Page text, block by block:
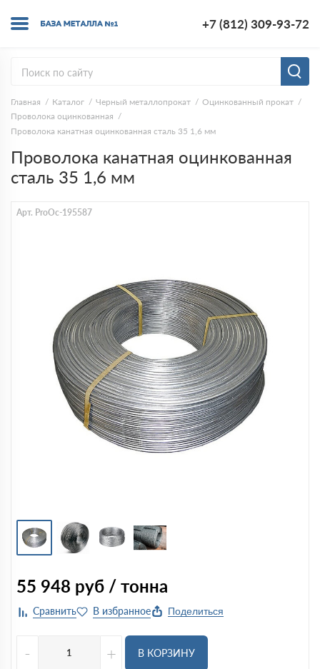
+7 (812) 309-93-72
Главная Каталог Черный металлопрокат
Оцинкованный прокат
Проволока оцинкованная
Проволока канатная оцинкованная сталь 35 1,6 мм
Проволока канатная оцинкованная
сталь 35 1,6 мм
Арт. ProOc-195587
55 948 руб / тонна
Поделиться
- +
В КОРЗИНУ